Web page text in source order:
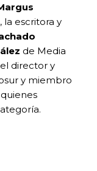
la escritora y
de Media
director y
y miembro